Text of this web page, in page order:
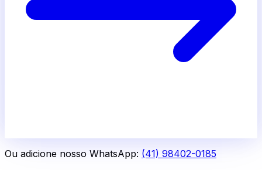
Ou adicione nosso WhatsApp: (41) 98402-0185